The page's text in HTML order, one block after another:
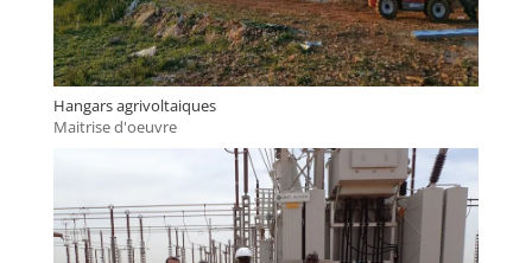
Hangars agrivoltaiques
Maitrise d'oeuvre